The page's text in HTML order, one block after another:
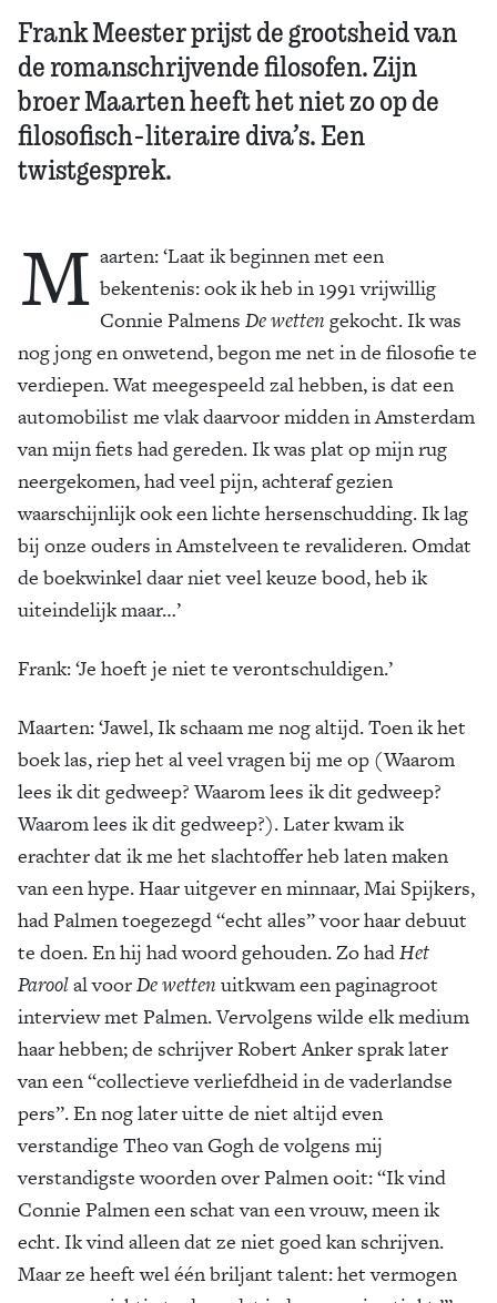
Frank Meester prijst de grootsheid van
de romanschrijvende filosofen. Zijn
broer Maarten heeft het niet zo op de
filosofisch-literaire diva’s. Een
twistgesprek.
M aarten: ‘Laat ik beginnen met een
bekentenis: ook ik heb in 1991 vrijwillig
Connie Palmens De wetten gekocht. Ik was
nog jong en onwetend, begon me net in de filosofie te
verdiepen. Wat meegespeeld zal hebben, is dat een
automobilist me vlak daarvoor midden in Amsterdam
van mijn fiets had gereden. Ik was plat op mijn rug
neergekomen, had veel pijn, achteraf gezien
waarschijnlijk ook een lichte hersenschudding. Ik lag
bij onze ouders in Amstelveen te revalideren. Omdat
de boekwinkel daar niet veel keuze bood, heb ik
uiteindelijk maar…’
Frank: ‘Je hoeft je niet te verontschuldigen.’
Maarten:‘Jawel, Ik schaam me nog altijd. Toen ik het
boek las, riep het al veel vragen bij me op (Waarom
lees ik dit gedweep? Waarom lees ik dit gedweep?
Waarom lees ik dit gedweep?). Later kwam ik
erachter dat ik me het slachtoffer heb laten maken
van een hype. Haar uitgever en minnaar, Mai Spijkers,
had Palmen toegezegd “echt alles” voor haar debuut
te doen. En hij had woord gehouden. Zo hadHet
Paroolal voorDe wetten uitkwam een paginagroot
interview met Palmen. Vervolgens wilde elk medium
haar hebben; de schrijver Robert Anker sprak later
van een “collectieve verliefdheid in de vaderlandse
pers”. En nog later uitte de niet altijd even
verstandige Theo van Gogh de volgens mij
verstandigste woorden over Palmen ooit: “Ik vind
Connie Palmen een schat van een vrouw, meen ik
echt. Ik vind alleen dat ze niet goed kan schrijven.
Maar ze heeft wel één briljant talent: het vermogen